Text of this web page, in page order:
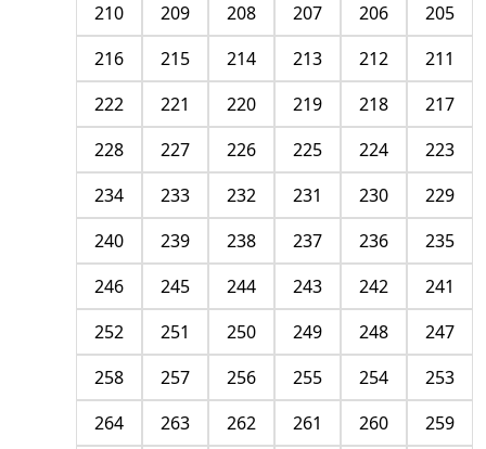
205
206
207
208
209
210
211
212
213
214
215
216
217
218
219
220
221
222
223
224
225
226
227
228
229
230
231
232
233
234
235
236
237
238
239
240
241
242
243
244
245
246
247
248
249
250
251
252
253
254
255
256
257
258
259
260
261
262
263
264